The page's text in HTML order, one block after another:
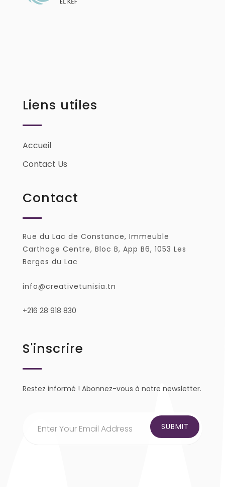
Liens utiles
Accueil
Contact Us
Contact
Rue du Lac de Constance, Immeuble
Carthage Centre, Bloc B, App B6, 1053 Les
Berges du Lac
info@creativetunisia.tn
+216 28 918 830
S'inscrire
Restez informé ! Abonnez-vous à notre newsletter.